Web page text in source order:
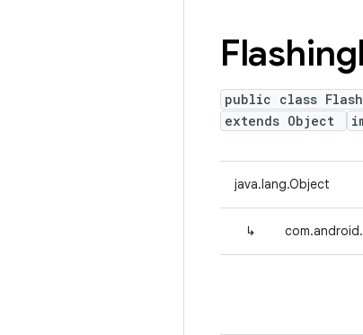
Flashing
public class
extends Object
java.lang.Object
↳